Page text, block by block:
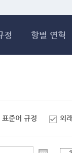
정 항별 연혁
표준어 규정 외